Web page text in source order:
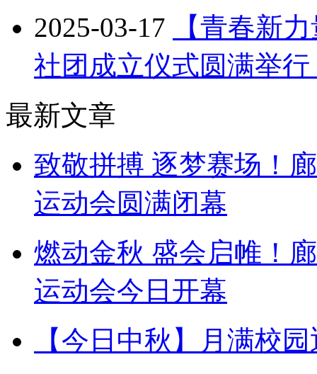
2025-03-17
【青春新
社团成立仪式圆满举行
最新文章
致敬拼搏 逐梦赛场！
运动会圆满闭幕
燃动金秋 盛会启帷！
运动会今日开幕
【今日中秋】月满校